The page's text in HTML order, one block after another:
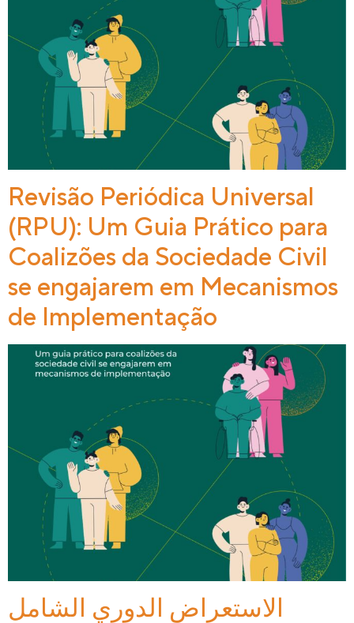
Revisão Periódica Universal
(RPU): Um Guia Prático para
Coalizões da Sociedade Civil
se engajarem em Mecanismos
de Implementação
الاستعراض الدوري الشامل